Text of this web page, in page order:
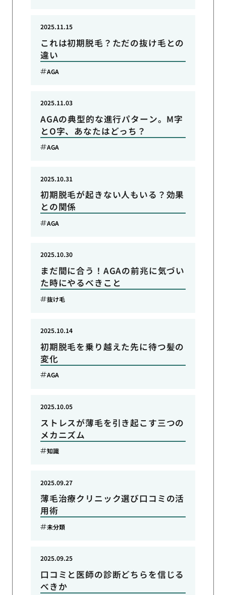
これは初期脱毛？ただの抜け毛との
違い
2025.11.15
AGA
AGAの典型的な進行パターン。M字
とO字、あなたはどっち？
2025.11.03
AGA
初期脱毛が起きない人もいる？効果
との関係
2025.10.31
AGA
まだ間に合う！AGAの前兆に気づい
た時にやるべきこと
2025.10.30
抜け毛
初期脱毛を乗り越えた先に待つ髪の
変化
2025.10.14
AGA
ストレスが薄毛を引き起こす三つの
メカニズム
2025.10.05
知識
薄毛治療クリニック選び口コミの活
用術
2025.09.27
未分類
口コミと医師の診断どちらを信じる
べきか
2025.09.25